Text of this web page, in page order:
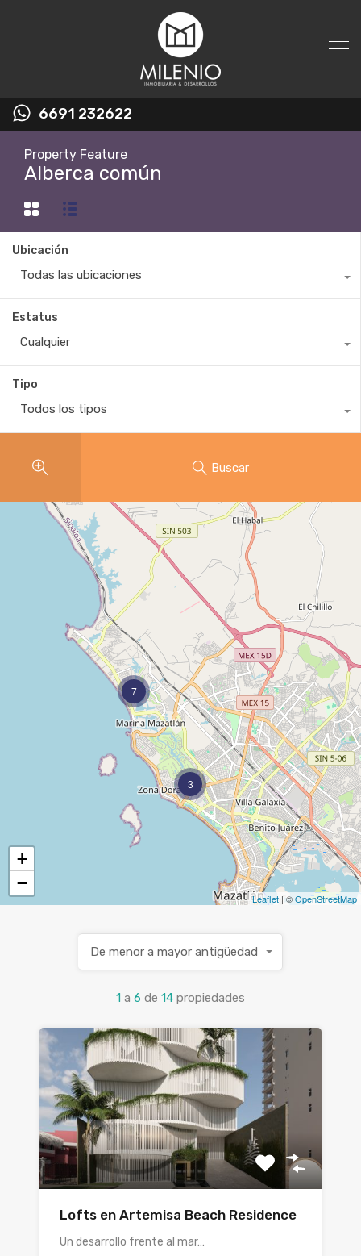
6691 232622
Property Feature
Alberca común
Ubicación
Todas las ubicaciones
Estatus
Cualquier
Tipo
Todos los tipos
Buscar
3
7
+
−
Leaflet | ©OpenStreetMap
1 a 6 de 14 propiedades
De menor a mayor antigüedad
Lofts en Artemisa Beach Residence
Un desarrollo frente al mar…